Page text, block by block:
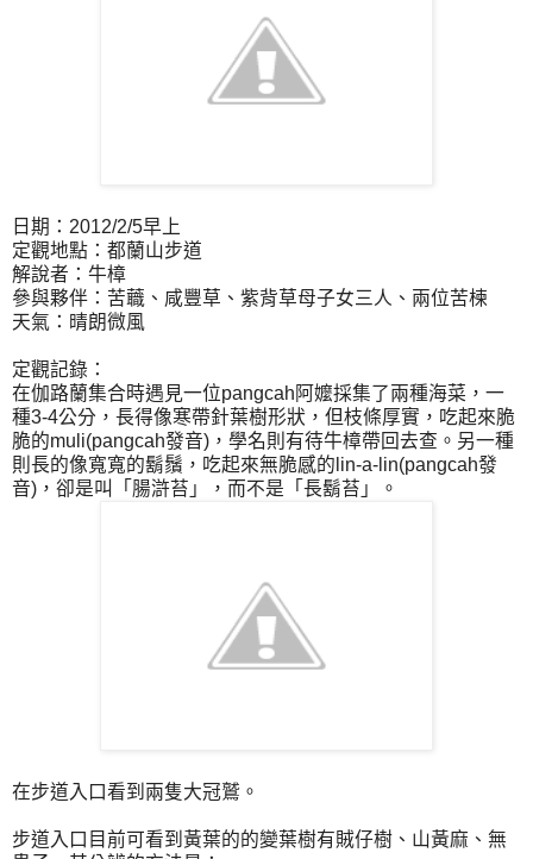
日期：2012/2/5早上
定觀地點：都蘭山步道
解說者：牛樟
參與夥伴：苦蘵、咸豐草、紫背草母子女三人、兩位苦楝
天氣：晴朗微風
定觀記錄：
在伽路蘭集合時遇見一位pangcah阿嬤採集了兩種海菜，一
種3-4公分，長得像寒帶針葉樹形狀，但枝條厚實，吃起來脆
脆的muli(pangcah發音)，學名則有待牛樟帶回去查。另一種
則長的像寬寬的鬍鬚，吃起來無脆感的lin-a-lin(pangcah發
音)，卻是叫「腸滸苔」，而不是「長鬍苔」。
在步道入口看到兩隻大冠鷲。
步道入口目前可看到黃葉的的變葉樹有賊仔樹、山黃麻、無